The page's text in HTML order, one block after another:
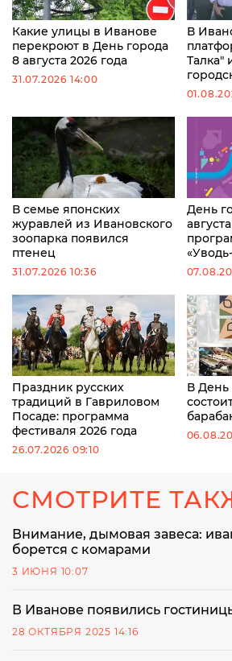
Какие улицы в Иванове
перекроют в День города
8 августа 2026 года
31.07.2026 14:00
В
Талка"
В семье японских
журавлей из Ивановского
зоопарка появился
птенец
31.07.2026 10:36
День
Праздник русских
традиций в Гавриловом
Посаде: программа
фестиваля 2026 года
26.07.2026 09:10
В День
СМОТРИТЕ
Внимание, дымовая завеса:
борется с комарами
3 ИЮНЯ 10:07
В Иванове появились
28 ОКТЯБРЯ 2025 14:16